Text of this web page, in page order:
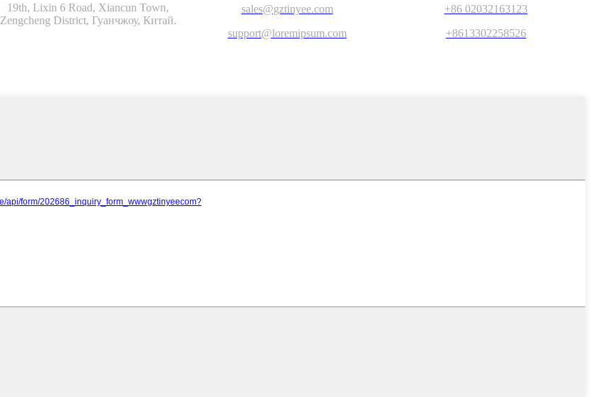
19th, Lixin 6 Road, Xiancun Town,
Zengcheng District, Гуанчжоу, Китай.
sales@gztinyee.com
support@loremipsum.com
+86 02032163123
+8613302258526